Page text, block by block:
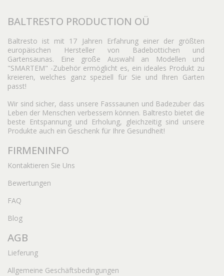
BALTRESTO PRODUCTION OÜ
Baltresto ist mit 17 Jahren Erfahrung einer der größten
europäischen Hersteller von Badebottichen und
Gartensaunas. Eine große Auswahl an Modellen und
"SMARTEM" -Zubehör ermöglicht es, ein ideales Produkt zu
kreieren, welches ganz speziell für Sie und Ihren Garten
passt!
Wir sind sicher, dass unsere Fasssaunen und Badezuber das
Leben der Menschen verbessern können. Baltresto bietet die
beste Entspannung und Erholung, gleichzeitig sind unsere
Produkte auch ein Geschenk für Ihre Gesundheit!
FIRMENINFO
Kontaktieren Sie Uns
Bewertungen
FAQ
Blog
AGB
Lieferung
Allgemeine Geschäftsbedingungen